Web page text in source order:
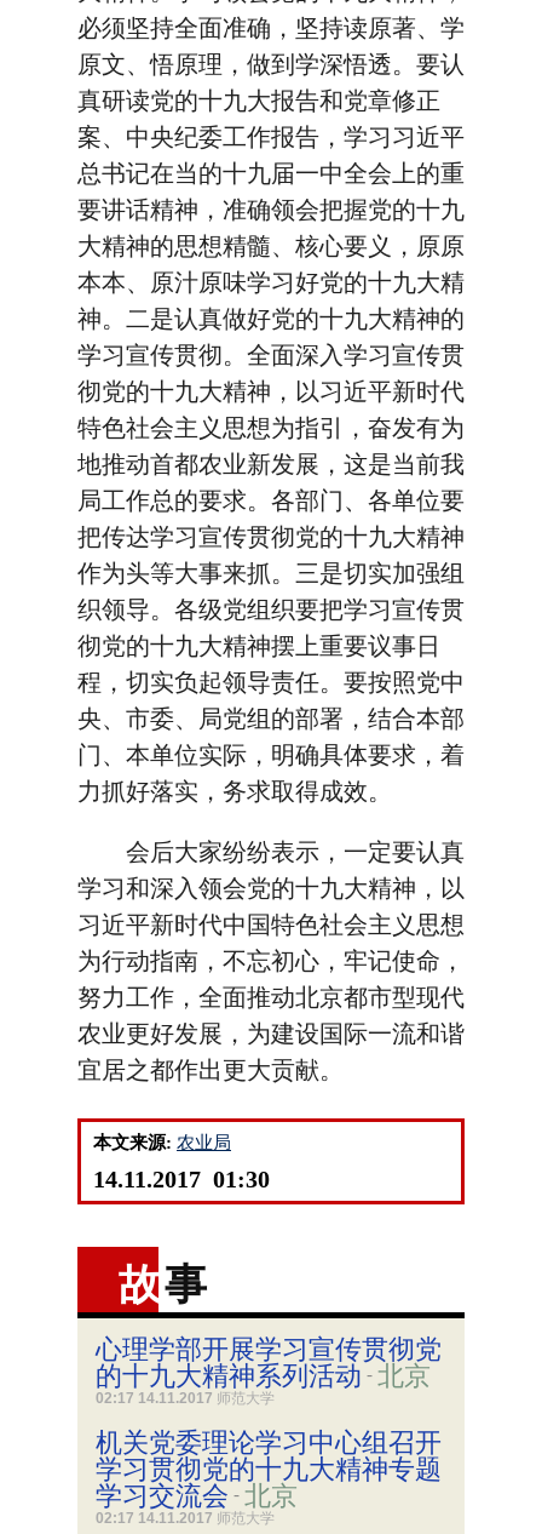
必须坚持全面准确，坚持读原著、学
原文、悟原理，做到学深悟透。要认
真研读党的十九大报告和党章修正
案、中央纪委工作报告，学习习近平
总书记在当的十九届一中全会上的重
要讲话精神，准确领会把握党的十九
大精神的思想精髓、核心要义，原原
本本、原汁原味学习好党的十九大精
神。二是认真做好党的十九大精神的
学习宣传贯彻。全面深入学习宣传贯
彻党的十九大精神，以习近平新时代
特色社会主义思想为指引，奋发有为
地推动首都农业新发展，这是当前我
局工作总的要求。各部门、各单位要
把传达学习宣传贯彻党的十九大精神
作为头等大事来抓。三是切实加强组
织领导。各级党组织要把学习宣传贯
彻党的十九大精神摆上重要议事日
程，切实负起领导责任。要按照党中
央、市委、局党组的部署，结合本部
门、本单位实际，明确具体要求，着
力抓好落实，务求取得成效。
会后大家纷纷表示，一定要认真
学习和深入领会党的十九大精神，以
习近平新时代中国特色社会主义思想
为行动指南，不忘初心，牢记使命，
努力工作，全面推动北京都市型现代
农业更好发展，为建设国际一流和谐
宜居之都作出更大贡献。
本文来源: 农业局
14.11.2017 01:30
故事
心理学部开展学习宣传贯彻党
的十九大精神系列活动 - 北京
02:17 14.11.2017 师范大学
机关党委理论学习中心组召开
学习贯彻党的十九大精神专题
学习交流会 - 北京
02:17 14.11.2017 师范大学